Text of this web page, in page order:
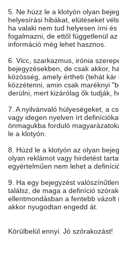
5. Ne húzz le a klotyón olyan
helyesírási hibákat, elütéseket
ha valaki nem tud helyesen írni és
fogalmazni, de ettől függetlenül
információ még lehet hasznos.
6. Vicc, szarkazmus, irónia
bejegyzésekben, de csak akkor,
közösség, amely értheti (tehát kár
közzétenni, amin csak maréknyi
derülni, mert kizárólag ők tudják,
7. A nyilvánvaló hülyeségeket, a
vagy idegen nyelven írt
önmagukba forduló
le a klotyón.
8. Húzd le a klotyón az olyan
olyan reklámot vagy hirdetést
egyértelműen nem lehet a
9. Ha egy bejegyzést
találsz, de maga a definíció
ellentmondásban a fentebb vázolt
akkor nyugodtan engedd át.
Körülbelül ennyi. Jó szórakozást!